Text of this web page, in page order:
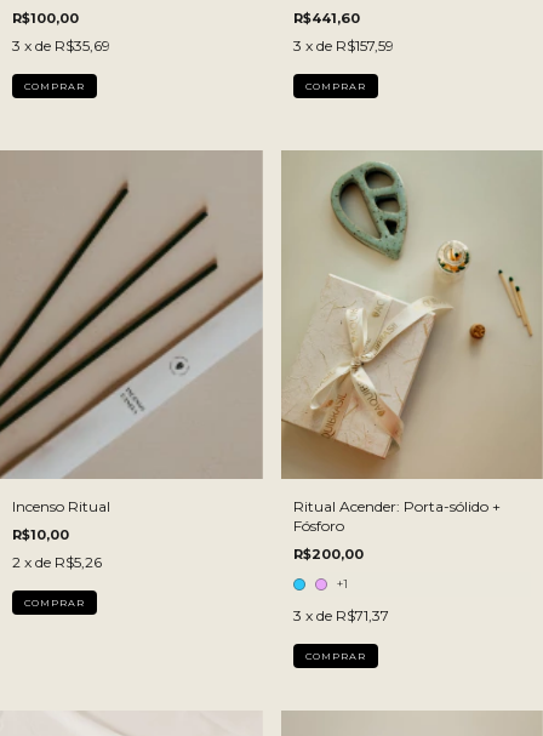
R$100,00
3 x de R$35,69
COMPRAR
R$441,60
3 x de R$157,59
Incenso Ritual
R$10,00
2 x de R$5,26
Ritual Acender: Porta-sólido +
Fósforo
R$200,00
+1
3 x de R$71,37
COMPRAR